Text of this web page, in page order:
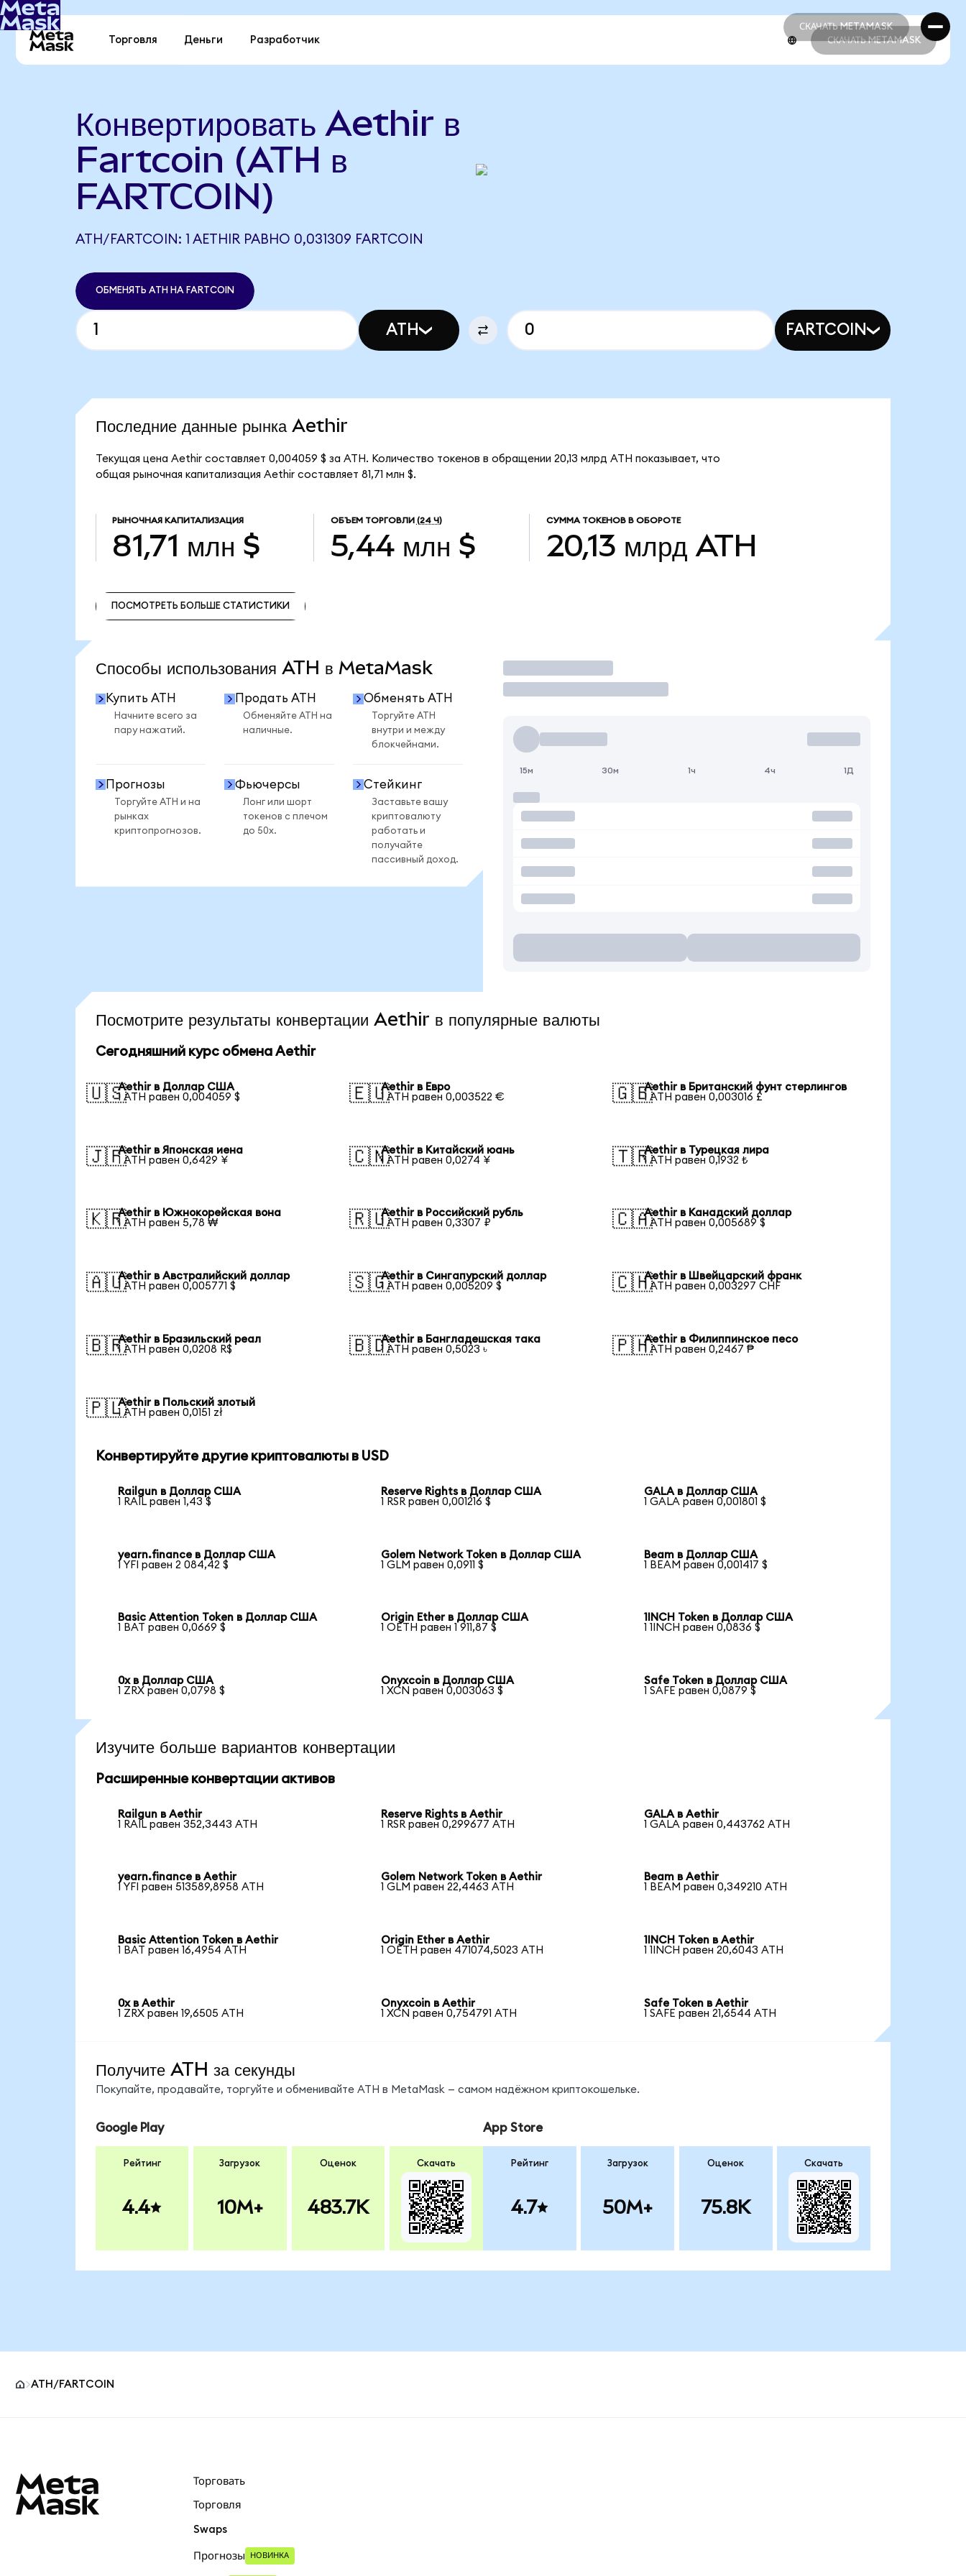
СКАЧАТЬ METAMASK
СКАЧАТЬ METAMASK
Торговля Деньги Разработчик СКАЧАТЬ METAMASK
Конвертировать Aethir в
Fartcoin (ATH в
FARTCOIN)
ATH/FARTCOIN: 1 AETHIR РАВНО 0,031309 FARTCOIN
ОБМЕНЯТЬ ATH НА FARTCOIN
ATH FARTCOIN
Последние данные рынка Aethir
Текущая цена Aethir составляет 0,004059 $ за ATH. Количество токенов в обращении 20,13 млрд ATH показывает, что
общая рыночная капитализация Aethir составляет 81,71 млн $.
РЫНОЧНАЯ КАПИТАЛИЗАЦИЯ
81,71 млн $
ОБЪЕМ ТОРГОВЛИ (24 Ч)
5,44 млн $
СУММА ТОКЕНОВ В ОБОРОТЕ
20,13 млрд ATH
ПОСМОТРЕТЬ БОЛЬШЕ СТАТИСТИКИ
Способы использования ATH в MetaMask
Купить ATH
Начните всего за
пару нажатий.
Продать ATH
Обменяйте ATH на
наличные.
Обменять ATH
Торгуйте ATH
внутри и между
блокчейнами.
Прогнозы
Торгуйте ATH и на
рынках
криптопрогнозов.
Фьючерсы
Лонг или шорт
токенов с плечом
до 50x.
Стейкинг
Заставьте вашу
криптовалюту
работать и
получайте
пассивный доход.
Торговать
15м 30м 1ч 4ч 1Д
Посмотрите результаты конвертации Aethir в популярные валюты
Сегодняшний курс обмена Aethir
🇺🇸Aethir в Доллар США
1 ATH равен 0,004059 $
🇪🇺Aethir в Евро
1 ATH равен 0,003522 €
🇬🇧Aethir в Британский фунт стерлингов
1 ATH равен 0,003016 £
🇯🇵Aethir в Японская иена
1 ATH равен 0,6429 ¥
🇨🇳Aethir в Китайский юань
1 ATH равен 0,0274 ¥
🇹🇷Aethir в Турецкая лира
1 ATH равен 0,1932 ₺
🇰🇷Aethir в Южнокорейская вона
1 ATH равен 5,78 ₩
🇷🇺Aethir в Российский рубль
1 ATH равен 0,3307 ₽
🇨🇦Aethir в Канадский доллар
1 ATH равен 0,005689 $
🇦🇺Aethir в Австралийский доллар
1 ATH равен 0,005771 $
🇸🇬Aethir в Сингапурский доллар
1 ATH равен 0,005209 $
🇨🇭Aethir в Швейцарский франк
1 ATH равен 0,003297 CHF
🇧🇷Aethir в Бразильский реал
1 ATH равен 0,0208 R$
🇧🇩Aethir в Бангладешская така
1 ATH равен 0,5023 ৳
🇵🇭Aethir в Филиппинское песо
1 ATH равен 0,2467 ₱
🇵🇱Aethir в Польский злотый
1 ATH равен 0,0151 zł
Конвертируйте другие криптовалюты в USD
Railgun в Доллар США
1 RAIL равен 1,43 $
Reserve Rights в Доллар США
1 RSR равен 0,001216 $
GALA в Доллар США
1 GALA равен 0,001801 $
yearn.finance в Доллар США
1 YFI равен 2 084,42 $
Golem Network Token в Доллар США
1 GLM равен 0,0911 $
Beam в Доллар США
1 BEAM равен 0,001417 $
Basic Attention Token в Доллар США
1 BAT равен 0,0669 $
Origin Ether в Доллар США
1 OETH равен 1 911,87 $
1INCH Token в Доллар США
1 1INCH равен 0,0836 $
0x в Доллар США
1 ZRX равен 0,0798 $
Onyxcoin в Доллар США
1 XCN равен 0,003063 $
Safe Token в Доллар США
1 SAFE равен 0,0879 $
Изучите больше вариантов конвертации
Расширенные конвертации активов
Railgun в Aethir
1 RAIL равен 352,3443 ATH
Reserve Rights в Aethir
1 RSR равен 0,299677 ATH
GALA в Aethir
1 GALA равен 0,443762 ATH
yearn.finance в Aethir
1 YFI равен 513589,8958 ATH
Golem Network Token в Aethir
1 GLM равен 22,4463 ATH
Beam в Aethir
1 BEAM равен 0,349210 ATH
Basic Attention Token в Aethir
1 BAT равен 16,4954 ATH
Origin Ether в Aethir
1 OETH равен 471074,5023 ATH
1INCH Token в Aethir
1 1INCH равен 20,6043 ATH
0x в Aethir
1 ZRX равен 19,6505 ATH
Onyxcoin в Aethir
1 XCN равен 0,754791 ATH
Safe Token в Aethir
1 SAFE равен 21,6544 ATH
Получите ATH за секунды
Покупайте, продавайте, торгуйте и обменивайте ATH в MetaMask — самом надёжном криптокошельке.
Google Play
Рейтинг
4.4
Загрузок
10M+
Оценок
483.7K
Скачать
App Store
Рейтинг
4.7
Загрузок
50M+
Оценок
75.8K
Скачать
ATH/FARTCOIN
Торговать
Торговля
Swaps
Прогнозы НОВИНКА